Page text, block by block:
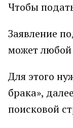
Чтобы
Заявление
может
Для этого
брака»,
поисковой